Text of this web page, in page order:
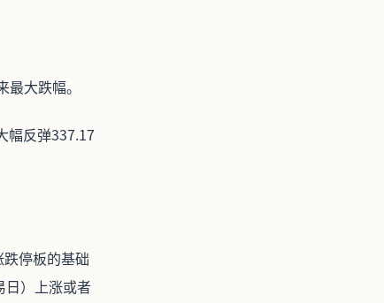
大跌幅。
幅反弹337.17
停板的基础
日）上涨或者